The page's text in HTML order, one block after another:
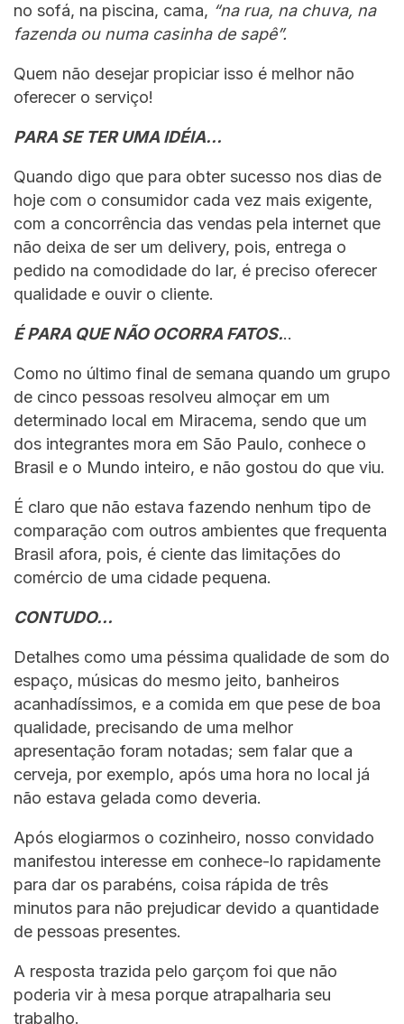
no sofá, na piscina, cama, “na rua, na chuva, na
fazenda ou numa casinha de sapê”.
Quem não desejar propiciar isso é melhor não
oferecer o serviço!
PARA SE TER UMA IDÉIA…
Quando digo que para obter sucesso nos dias de
hoje com o consumidor cada vez mais exigente,
com a concorrência das vendas pela internet que
não deixa de ser um delivery, pois, entrega o
pedido na comodidade do lar, é preciso oferecer
qualidade e ouvir o cliente.
É PARA QUE NÃO OCORRA FATOS...
Como no último final de semana quando um grupo
de cinco pessoas resolveu almoçar em um
determinado local em Miracema, sendo que um
dos integrantes mora em São Paulo, conhece o
Brasil e o Mundo inteiro, e não gostou do que viu.
É claro que não estava fazendo nenhum tipo de
comparação com outros ambientes que frequenta
Brasil afora, pois, é ciente das limitações do
comércio de uma cidade pequena.
CONTUDO…
Detalhes como uma péssima qualidade de som do
espaço, músicas do mesmo jeito, banheiros
acanhadíssimos, e a comida em que pese de boa
qualidade, precisando de uma melhor
apresentação foram notadas; sem falar que a
cerveja, por exemplo, após uma hora no local já
não estava gelada como deveria.
Após elogiarmos o cozinheiro, nosso convidado
manifestou interesse em conhece-lo rapidamente
para dar os parabéns, coisa rápida de três
minutos para não prejudicar devido a quantidade
de pessoas presentes.
A resposta trazida pelo garçom foi que não
poderia vir à mesa porque atrapalharia seu
trabalho.